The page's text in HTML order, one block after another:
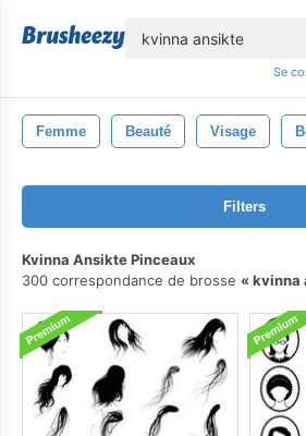
Se
Femme Beauté Visage
Filters
Kvinna Ansikte Pinceaux
300 correspondance de brosse
kvinna